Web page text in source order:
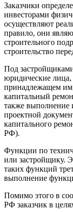
Заказчики
инвесторами
осуществляют
правило, они
строительного
строительство
Под
юридические лица,
принадлежащем
капитальный
также выполнение
проектной
капитального
РФ).
Функции по
или застройщику.
таких функций
выполнение
Помимо этого в
РФ заказчик в